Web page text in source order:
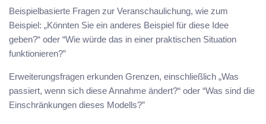
Beispielbasierte Fragen zur Veranschaulichung, wie zum
Beispiel: „Könnten Sie ein anderes Beispiel für diese Idee
geben?“ oder “Wie würde das in einer praktischen Situation
funktionieren?”
Erweiterungsfragen erkunden Grenzen, einschließlich „Was
passiert, wenn sich diese Annahme ändert?“ oder “Was sind die
Einschränkungen dieses Modells?”